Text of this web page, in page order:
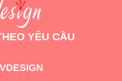
YÊU CẦU